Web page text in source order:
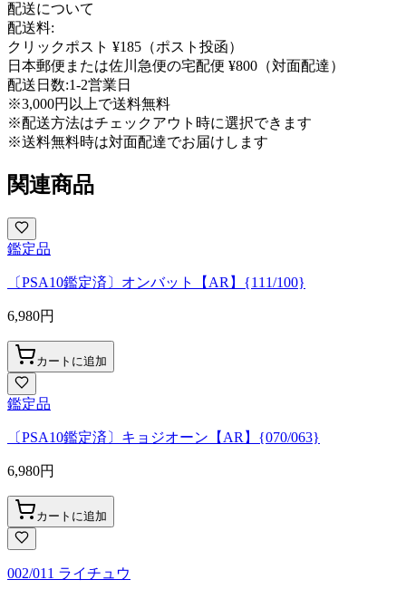
配送について
配送料:
クリックポスト ¥185（ポスト投函）
日本郵便または佐川急便の宅配便 ¥800（対面配達）
配送日数:1-2営業日
※3,000円以上で送料無料
※配送方法はチェックアウト時に選択できます
※送料無料時は対面配達でお届けします
関連商品
鑑定品
〔PSA10鑑定済〕オンバット【AR】{111/100}
6,980円
カートに追加
鑑定品
〔PSA10鑑定済〕キョジオーン【AR】{070/063}
6,980円
カートに追加
002/011 ライチュウ